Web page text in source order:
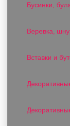
Бусинки,
Веревка,
Вставки и